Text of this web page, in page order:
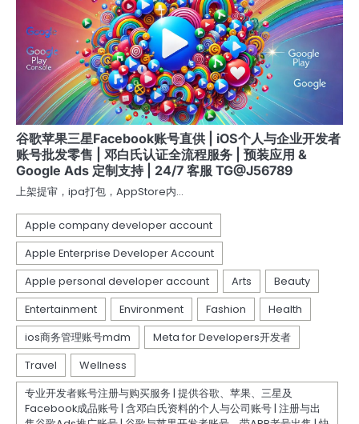
谷歌苹果三星Facebook账号直供 | iOS个人与企业开发者
账号批发零售 | 邓白氏认证全流程服务 | 预装应用 &
Google Ads 定制支持 | 24/7 客服 TG@J56789
上架提审，ipa打包，AppStore内…